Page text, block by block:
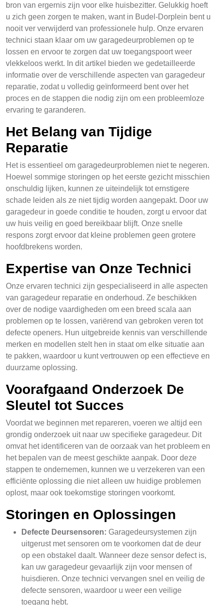
bron van ergernis zijn voor elke huisbezitter. Gelukkig hoeft
u zich geen zorgen te maken, want in Budel-Dorplein bent u
nooit ver verwijderd van professionele hulp. Onze ervaren
technici staan klaar om uw garagedeurproblemen op te
lossen en ervoor te zorgen dat uw toegangspoort weer
vlekkeloos werkt. In dit artikel bieden we gedetailleerde
informatie over de verschillende aspecten van garagedeur
reparatie, zodat u volledig geïnformeerd bent over het
proces en de stappen die nodig zijn om een probleemloze
ervaring te garanderen.
Het Belang van Tijdige
Reparatie
Het is essentieel om garagedeurproblemen niet te negeren.
Hoewel sommige storingen op het eerste gezicht misschien
onschuldig lijken, kunnen ze uiteindelijk tot ernstigere
schade leiden als ze niet tijdig worden aangepakt. Door uw
garagedeur in goede conditie te houden, zorgt u ervoor dat
uw huis veilig en goed bereikbaar blijft. Onze snelle
respons zorgt ervoor dat kleine problemen geen grotere
hoofdbrekens worden.
Expertise van Onze Technici
Onze ervaren technici zijn gespecialiseerd in alle aspecten
van garagedeur reparatie en onderhoud. Ze beschikken
over de nodige vaardigheden om een breed scala aan
problemen op te lossen, variërend van gebroken veren tot
defecte openers. Hun uitgebreide kennis van verschillende
merken en modellen stelt hen in staat om elke situatie aan
te pakken, waardoor u kunt vertrouwen op een effectieve en
duurzame oplossing.
Voorafgaand Onderzoek De
Sleutel tot Succes
Voordat we beginnen met repareren, voeren we altijd een
grondig onderzoek uit naar uw specifieke garagedeur. Dit
omvat het identificeren van de oorzaak van het probleem en
het bepalen van de meest geschikte aanpak. Door deze
stappen te ondernemen, kunnen we u verzekeren van een
efficiënte oplossing die niet alleen uw huidige problemen
oplost, maar ook toekomstige storingen voorkomt.
Storingen en Oplossingen
Defecte Deursensoren: Garagedeursystemen zijn
uitgerust met sensoren om te voorkomen dat de deur
op een obstakel daalt. Wanneer deze sensor defect is,
kan uw garagedeur gevaarlijk zijn voor mensen of
huisdieren. Onze technici vervangen snel en veilig de
defecte sensoren, waardoor u weer een veilige
toegang hebt.